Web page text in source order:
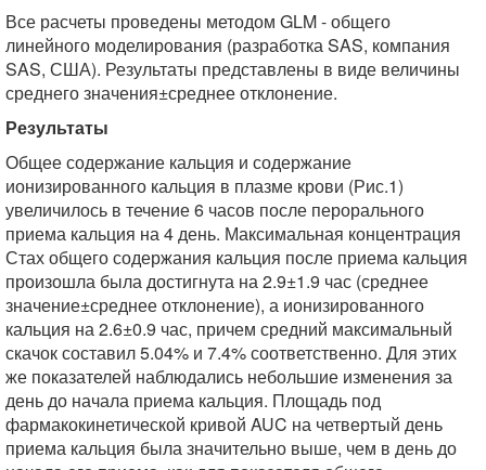
Все расчеты проведены методом GLM - общего
линейного моделирования (разработка SAS, компания
SAS, США). Результаты представлены в виде величины
среднего значения±среднее отклонение.
Результаты
Общее содержание кальция и содержание
ионизированного кальция в плазме крови (Рис.1)
увеличилось в течение 6 часов после перорального
приема кальция на 4 день. Максимальная концентрация
Стах общего содержания кальция после приема кальция
произошла была достигнута на 2.9±1.9 час (среднее
значение±среднее отклонение), а ионизированного
кальция на 2.6±0.9 час, причем средний максимальный
скачок составил 5.04% и 7.4% соответственно. Для этих
же показателей наблюдались небольшие изменения за
день до начала приема кальция. Площадь под
фармакокинетической кривой AUC на четвертый день
приема кальция была значительно выше, чем в день до